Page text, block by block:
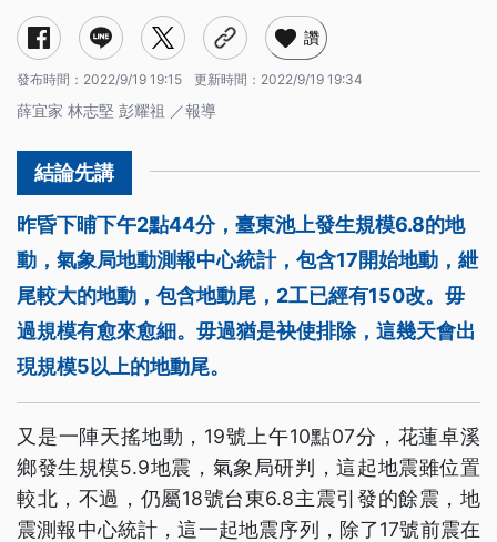
讚
發布時間： 2022/9/19 19:15 更新時間： 2022/9/19 19:34
薛宜家 林志堅 彭耀祖 ／報導
昨昏下晡下午2點44分，臺東池上發生規模6.8的地
動，氣象局地動測報中心統計，包含17開始地動，紲
尾較大的地動，包含地動尾，2工已經有150改。毋
過規模有愈來愈細。毋過猶是袂使排除，這幾天會出
現規模5以上的地動尾。
又是一陣天搖地動，19號上午10點07分，花蓮卓溪
鄉發生規模5.9地震，氣象局研判，這起地震雖位置
較北，不過，仍屬18號台東6.8主震引發的餘震，地
震測報中心統計，這一起地震序列，除了17號前震在